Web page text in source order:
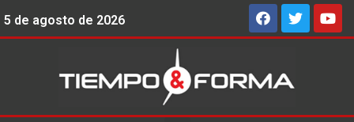
5 de agosto de 2026